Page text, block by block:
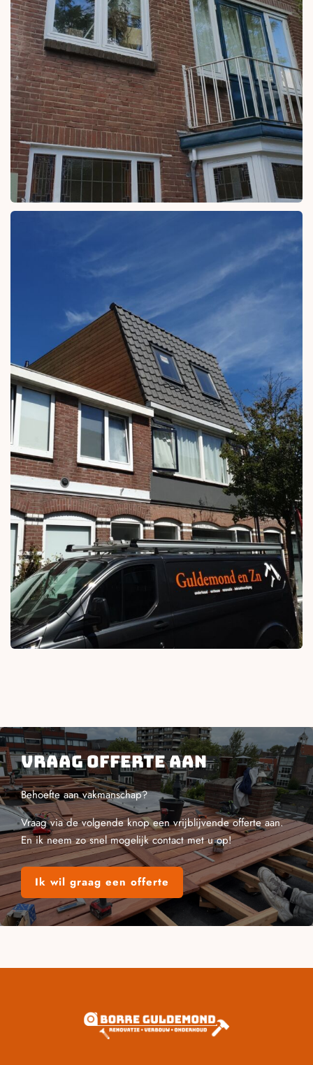
Vraag offerte aan
Behoefte aan vakmanschap?
Vraag via de volgende knop een vrijblijvende offerte aan.
En ik neem zo snel mogelijk contact met u op!
Ik wil graag een offerte